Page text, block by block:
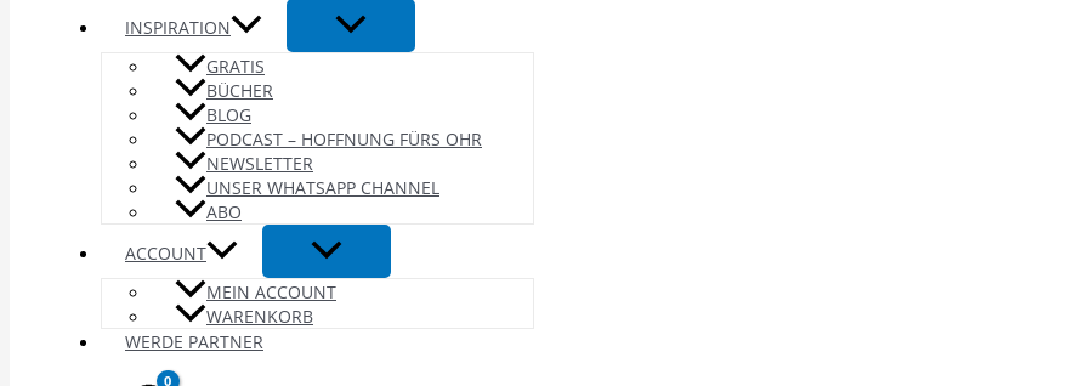
INSPIRATION
GRATIS
BÜCHER
BLOG
PODCAST – HOFFNUNG FÜRS OHR
NEWSLETTER
UNSER WHATSAPP CHANNEL
ABO
ACCOUNT
MEIN ACCOUNT
WARENKORB
WERDE PARTNER